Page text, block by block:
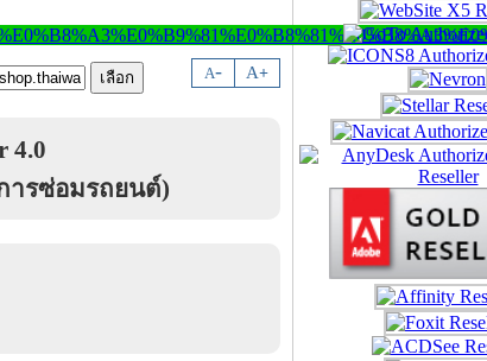
A- A+
4.0
ารซ่อมรถยนต์)